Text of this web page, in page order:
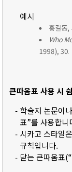
예시
홍길동,
Who
1998), 30.
큰따옴표 사용 시
- 학술지 논문이
표”를 사용합니
- 시카고 스타일
규칙입니다.
- 닫는 큰따옴표